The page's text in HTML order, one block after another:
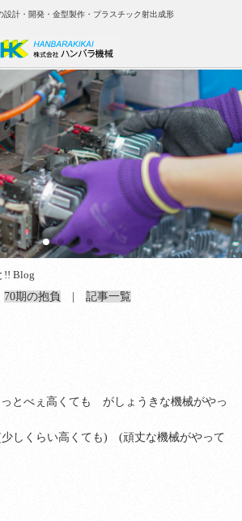
設計・開発・金型製作・プラスチック射出成形
!! Blog
70期の抱負 記事一覧
とべぇ高くても がしょうきな機械がやっ
しくらい高くても) (頑丈な機械がやって